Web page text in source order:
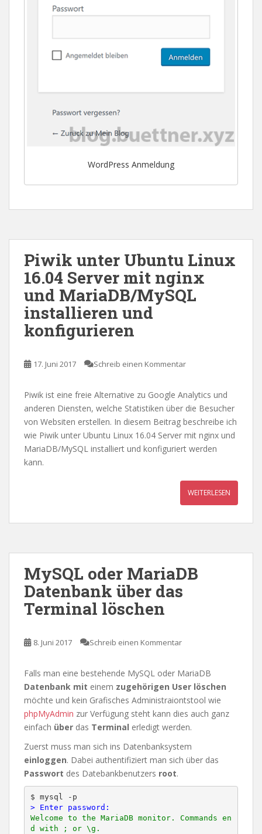
WordPress Anmeldung
Piwik unter Ubuntu Linux
16.04 Server mit nginx
und MariaDB/MySQL
installieren und
konfigurieren
17. Juni 2017 Schreib einen Kommentar
Piwik ist eine freie Alternative zu Google Analytics und
anderen Diensten, welche Statistiken über die Besucher
von Websiten erstellen. In diesem Beitrag beschreibe ich
wie Piwik unter Ubuntu Linux 16.04 Server mit nginx und
MariaDB/MySQL installiert und konfiguriert werden
kann.
WEITERLESEN
MySQL oder MariaDB
Datenbank über das
Terminal löschen
8. Juni 2017 Schreib einen Kommentar
Falls man eine bestehende MySQL oder MariaDB
Datenbank mit einem zugehörigen User löschen
möchte und kein Grafisches Administraiontstool wie
phpMyAdmin zur Verfügung steht kann dies auch ganz
einfach über das Terminal erledigt werden.
Zuerst muss man sich ins Datenbanksystem
einloggen. Dabei authentifiziert man sich über das
Passwort des Datebankbenutzers root.
> Enter password:
Welcome to the MariaDB monitor. Commands en
d with ; or \g.